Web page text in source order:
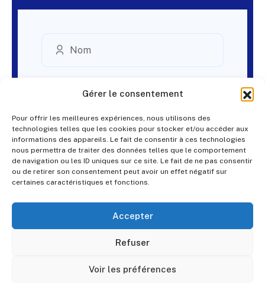
Gérer le consentement
Pour offrir les meilleures expériences, nous utilisons des
technologies telles que les cookies pour stocker et/ou accéder aux
informations des appareils. Le fait de consentir à ces technologies
nous permettra de traiter des données telles que le comportement
de navigation ou les ID uniques sur ce site. Le fait de ne pas consentir
ou de retirer son consentement peut avoir un effet négatif sur
certaines caractéristiques et fonctions.
Accepter
Refuser
Voir les préférences